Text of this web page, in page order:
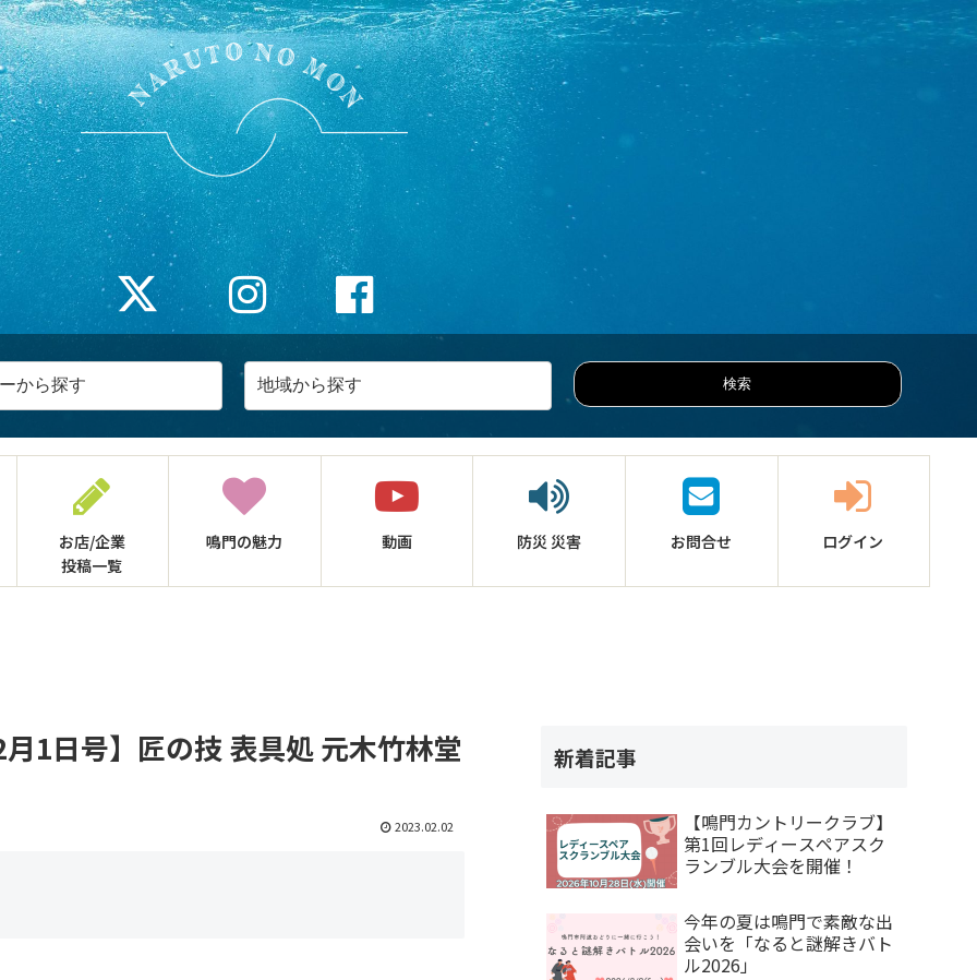
お店/企業
投稿一覧
鳴門の魅力 動画 防災 災害 お問合せ ログイン
1日号】匠の技 表具処 元木竹林堂
2023.02.02
新着記事
【鳴門カントリークラブ】
第1回レディースペアスク
ランブル大会を開催！
今年の夏は鳴門で素敵な出
会いを「なると謎解きバト
ル2026」